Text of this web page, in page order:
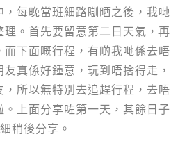
，每晚當班細路瞓晒之後，我哋
理。首先要留意第二日天氣，再
而下面嘅行程，有啲我哋係去唔
真係好鍾意，玩到唔捨得走，
所以無特別去追趕行程，去唔
。上面分享咗第一天，其餘日子
稍後分享。